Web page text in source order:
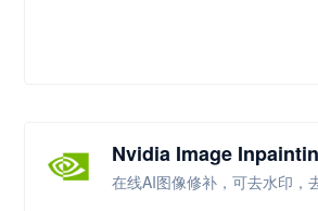
Nvidia Image
在线AI图像修补，可去水印，